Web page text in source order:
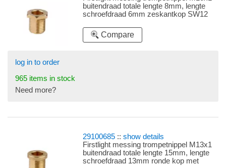
buitendraad totale lengte 8mm, lengte
schroefdraad 6mm zeskantkop SW12
Compare
log in to order
965 items in stock
Need more?
29100685 ::show details
Firstlight messing trompetnippel M13x1
buitendraad totale lengte 15mm, lengte
schroefdraad 13mm ronde kop met